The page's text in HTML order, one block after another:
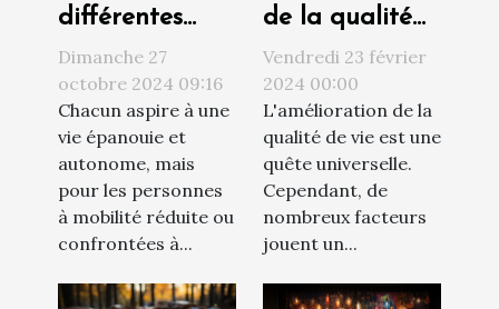
différentes
solutions
d'accessibilité
sur la qualité
de vie
Dimanche 27
octobre 2024 09:16
Chacun aspire à une
vie épanouie et
autonome, mais
pour les personnes
à mobilité réduite ou
confrontées à...
de la qualité
de vie par le
choix du
logement
Vendredi 23 février
2024 00:00
L'amélioration de la
qualité de vie est une
quête universelle.
Cependant, de
nombreux facteurs
jouent un...